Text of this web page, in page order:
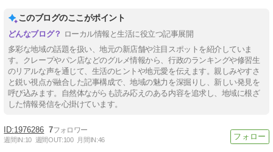
このブログのここがポイント
ローカル情報と生活に役立つ記事展開
多彩な地域の話題を扱い、地元の新店舗や注目スポットを紹介していま
す。クレープやパン店などのグルメ情報から、行政のランキングや修習生
のリアルな声を通じて、生活のヒントや地元愛を伝えます。親しみやすさ
と鋭い視点が融合した記事構成で、地域の魅力を深掘りし、新しい発見を
呼び込みます。自然体ながらも読み応えのある内容を追求し、地域に根ざ
した情報発信を心掛けています。
1976286 7
週間IN:10 週間OUT:100 月間IN:46